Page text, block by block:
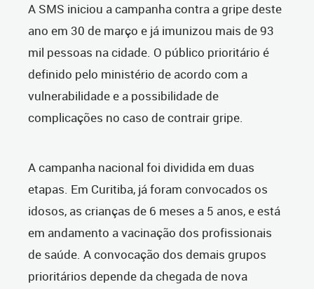
A SMS iniciou a campanha contra a gripe deste
ano em 30 de março e já imunizou mais de 93
mil pessoas na cidade. O público prioritário é
definido pelo ministério de acordo com a
vulnerabilidade e a possibilidade de
complicações no caso de contrair gripe.
A campanha nacional foi dividida em duas
etapas. Em Curitiba, já foram convocados os
idosos, as crianças de 6 meses a 5 anos, e está
em andamento a vacinação dos profissionais
de saúde. A convocação dos demais grupos
prioritários depende da chegada de nova